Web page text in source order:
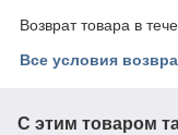
Возврат товара в
Все условия
С этим товаром